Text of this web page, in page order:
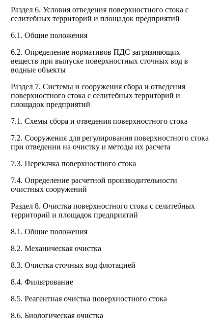
Раздел 6. Условия отведения поверхностного стока с
селитебных территорий и площадок предприятий
6.1. Общие положения
6.2. Определение нормативов ПДС загрязняющих
веществ при выпуске поверхностных сточных вод в
водные объекты
Раздел 7. Системы и сооружения сбора и отведения
поверхностного стока с селитебных территорий и
площадок предприятий
7.1. Схемы сбора и отведения поверхностного стока
7.2. Сооружения для регулирования поверхностного стока
при отведении на очистку и методы их расчета
7.3. Перекачка поверхностного стока
7.4. Определение расчетной производительности
очистных сооружений
Раздел 8. Очистка поверхностного стока с селитебных
территорий и площадок предприятий
8.1. Общие положения
8.2. Механическая очистка
8.3. Очистка сточных вод флотацией
8.4. Фильтрование
8.5. Реагентная очистка поверхностного стока
8.6. Биологическая очистка